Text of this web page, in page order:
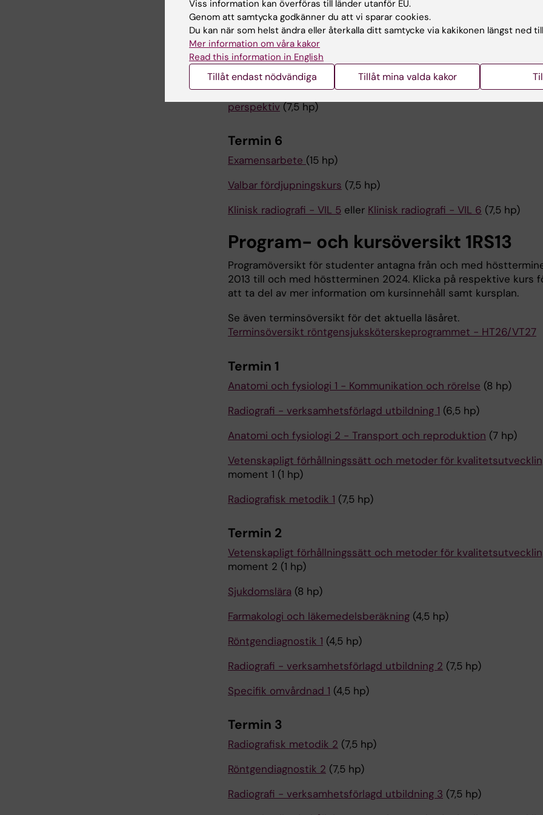
Klinisk radiografi - VIL 5 ellerKlinisk radiografi - VIL 6
Radiografisk metodik 4
Vetenskapliga metoder, färdigheter och förhållningssätt 5(7,5 hp)
Katastrofmedicin och akuta sjukdomstillstånd ur radiografiskt
perspektiv (7,5 hp)
Termin 6
Examensarbete (15 hp)
Valbar fördjupningskurs (7,5 hp)
Klinisk radiografi - VIL 5 eller Klinisk radiografi - VIL 6 (7,5 hp)
Program- och kursöversikt 1RS13
Programöversikt för studenter antagna från och med
2013 till och med höstterminen 2024. Klicka på respektive kurs
att ta del av mer information om kursinnehåll samt kursplan.
Se även terminsöversikt för det aktuella läsåret.
Terminsöversikt röntgensjuksköterskeprogrammet - HT26/VT27
Termin 1
Anatomi och fysiologi 1 - Kommunikation och rörelse (8 hp)
Radiografi - verksamhetsförlagd utbildning 1 (6,5 hp)
Anatomi och fysiologi 2 - Transport och reproduktion (7 hp)
Vetenskapligt förhållningssätt och metoder för
moment 1 (1 hp)
Radiografisk metodik 1 (7,5 hp)
Termin 2
Vetenskapligt förhållningssätt och metoder för
moment 2 (1 hp)
Sjukdomslära (8 hp)
Farmakologi och läkemedelsberäkning (4,5 hp)
Röntgendiagnostik 1 (4,5 hp)
Radiografi - verksamhetsförlagd utbildning 2 (7,5 hp)
Specifik omvårdnad 1 (4,5 hp)
Termin 3
Radiografisk metodik 2 (7,5 hp)
Röntgendiagnostik 2 (7,5 hp)
Radiografi - verksamhetsförlagd utbildning 3 (7,5 hp)
Viss information kan överföras till länder utanför EU.
Genom att samtycka godkänner du att vi sparar cookies.
Du kan när som helst ändra eller återkalla ditt samtycke via kakikonen längst ned
Mer information om våra kakor
Read this information in English
Tillåt endast nödvändiga Tillåt mina valda kakor